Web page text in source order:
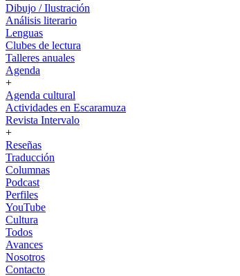
Dibujo / Ilustración
Análisis literario
Lenguas
Clubes de lectura
Talleres anuales
Agenda
+
Agenda cultural
Actividades en Escaramuza
Revista Intervalo
+
Reseñas
Traducción
Columnas
Podcast
Perfiles
YouTube
Cultura
Todos
Avances
Nosotros
Contacto